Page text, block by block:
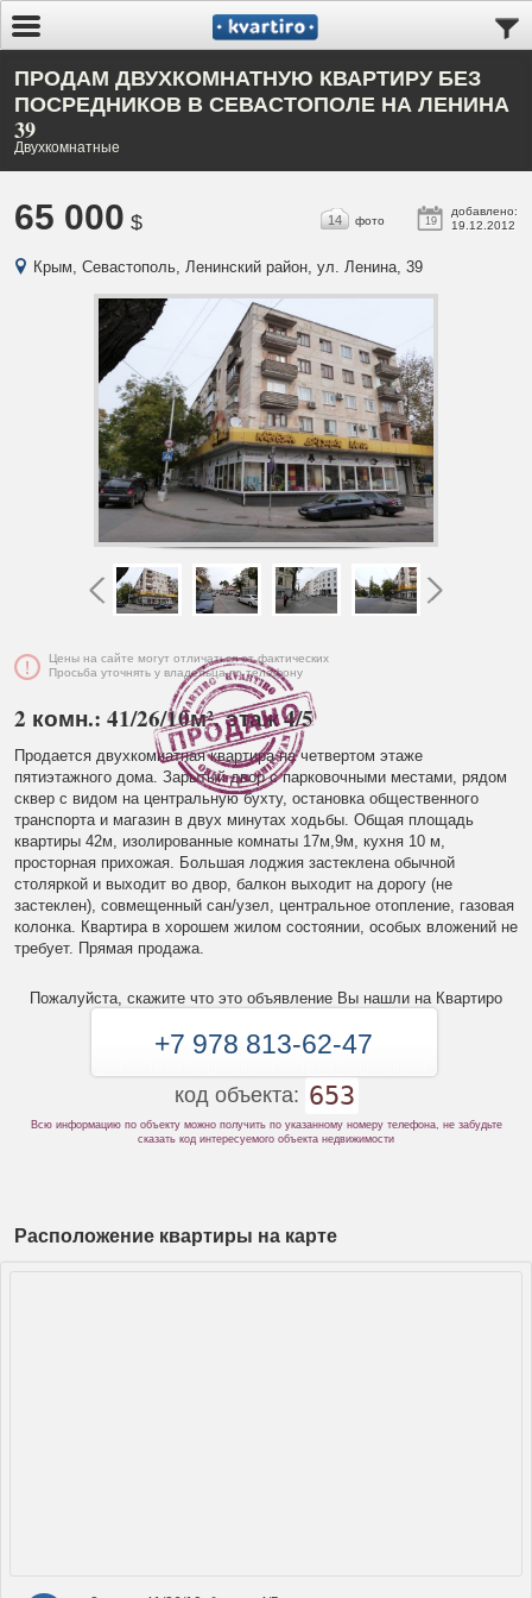
ПРОДАМ ДВУХКОМНАТНУЮ КВАРТИРУ БЕЗ
ПОСРЕДНИКОВ В СЕВАСТОПОЛЕ НА ЛЕНИНА
39
Двухкомнатные
65 000 $ 19
добавлено:
19.12.2012
14 фото
Крым, Севастополь, Ленинский район, ул. Ленина, 39
Цены на сайте могут отличаться от фактических
Просьба уточнять у владельца по телефону
2 комн.: 41/26/10м², этаж 4/5
Продается двухкомнатная квартира на четвертом этаже
пятиэтажного дома. Зарытый двор с парковочными местами, рядом
сквер с видом на центральную бухту, остановка общественного
транспорта и магазин в двух минутах ходьбы. Общая площадь
квартиры 42м, изолированные комнаты 17м,9м, кухня 10 м,
просторная прихожая. Большая лоджия застеклена обычной
столяркой и выходит во двор, балкон выходит на дорогу (не
застеклен), совмещенный сан/узел, центральное отопление, газовая
колонка. Квартира в хорошем жилом состоянии, особых вложений не
требует. Прямая продажа.
Пожалуйста, скажите что это объявление Вы нашли на Квартиро
+7 978 813-62-47
код объекта: 653
Всю информацию по объекту можно получить по указанному номеру телефона, не забудьте
сказать код интересуемого объекта недвижимости
Расположение квартиры на карте